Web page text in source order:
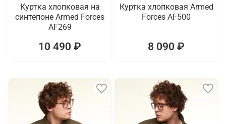
Куртка хлопковая на
синтепоне Armed Forces
AF269
10 490 ₽
Куртка хлопковая Armed
Forces AF500
8 090 ₽